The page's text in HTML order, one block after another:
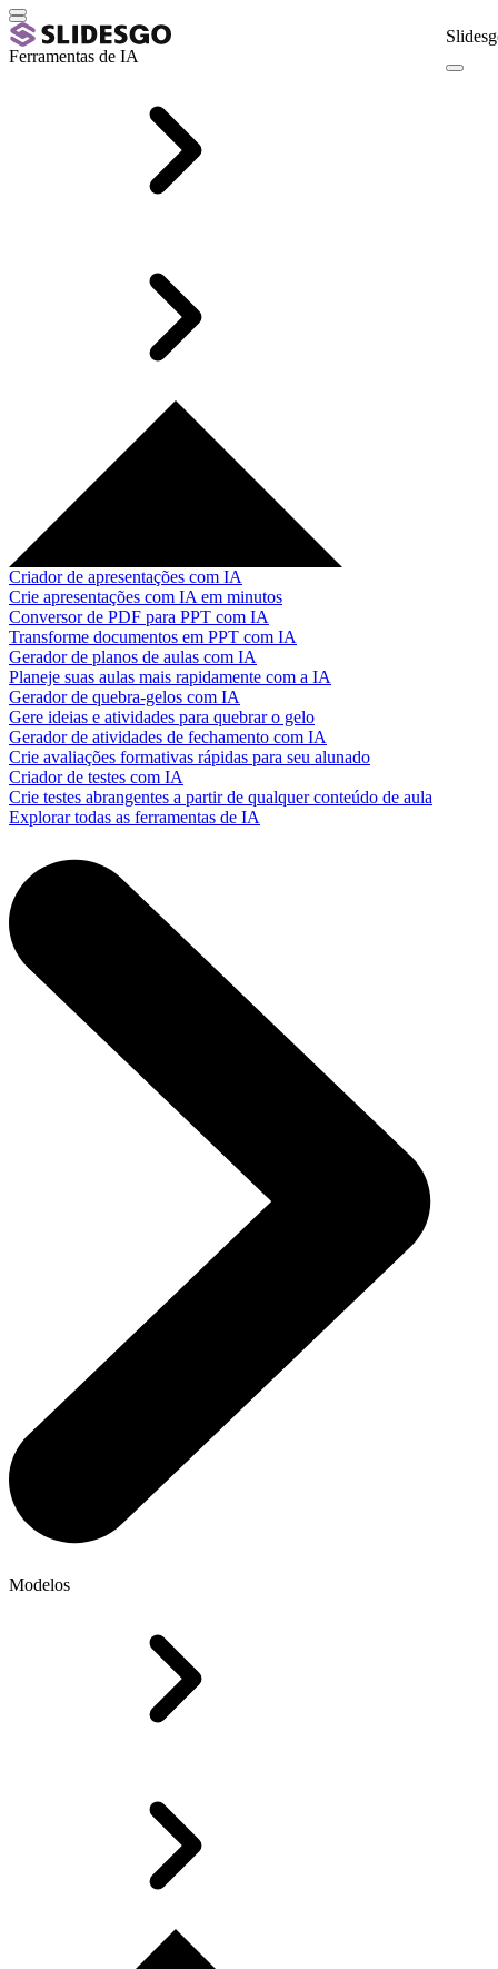
Ferramentas de IA
Criador de apresentações com IA
Crie apresentações com IA em minutos
Conversor de PDF para PPT com IA
Transforme documentos em PPT com IA
Gerador de planos de aulas com IA
Planeje suas aulas mais rapidamente com a IA
Gerador de quebra-gelos com IA
Gere ideias e atividades para quebrar o gelo
Gerador de atividades de fechamento com IA
Crie avaliações formativas rápidas para seu alunado
Criador de testes com IA
Crie testes abrangentes a partir de qualquer conteúdo de aula
Explorar todas as ferramentas de IA
Modelos